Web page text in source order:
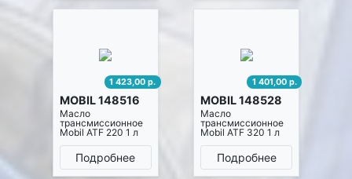
1 423,00 р.
MOBIL 148516
Масло
трансмиссионное
Mobil ATF 220 1 л
Подробнее
1 401,00 р.
MOBIL 148528
Масло
трансмиссионное
Mobil ATF 320 1 л
Подробнее